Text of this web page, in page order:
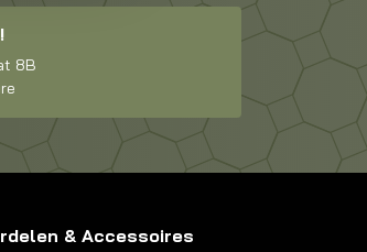
8B
& Accessoires